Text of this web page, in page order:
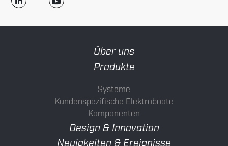
Über uns
Produkte
Systeme
Kundenspezifische Elektroboote
Komponenten
Design & Innovation
Neuigkeiten & Ereignisse